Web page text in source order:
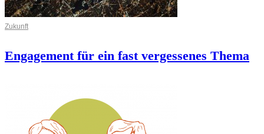
Zukunft
Engagement für ein fast vergessenes Thema